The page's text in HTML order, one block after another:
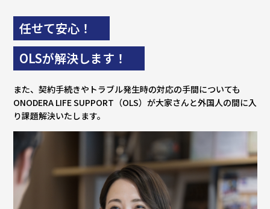
任せて安心！
OLSが解決します！
また、契約⼿続きやトラブル発⽣時の対応の⼿間についても
ONODERA LIFE SUPPORT（OLS）が⼤家さんと外国⼈の間に⼊
り課題解決いたします。